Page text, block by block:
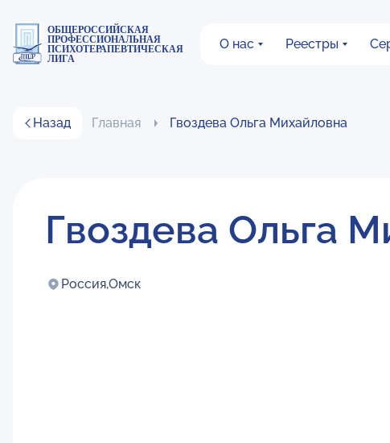
ОБЩЕРОССИЙСКАЯ
ПРОФЕССИОНАЛЬНАЯ
ПСИХОТЕРАПЕВТИЧЕСКАЯ
ЛИГА
О нас Реестры
Назад Главная Гвоздева Ольга Михайловна
Гвоздева Ольга
Россия,Омск